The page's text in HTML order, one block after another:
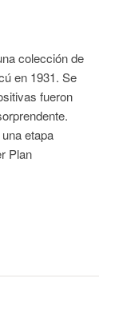
colección de
en 1931. Se
fueron
etapa
Plan